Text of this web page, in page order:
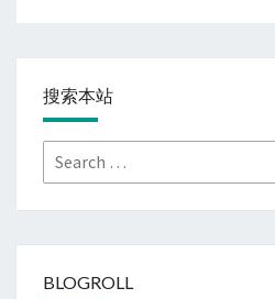
搜索本站
Search
for:
BLOGROLL